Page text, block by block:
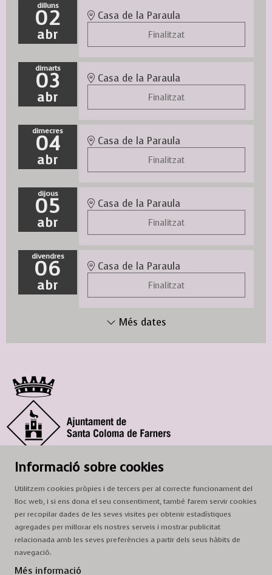
dilluns
02
abr
Casa de la Paraula
Finalitzat
dimarts
03
abr
Casa de la Paraula
Finalitzat
dimecres
04
abr
Casa de la Paraula
Finalitzat
dijous
05
abr
Casa de la Paraula
Finalitzat
divendres
06
abr
Casa de la Paraula
Finalitzat
Més dates
© Ajuntament de Santa Coloma de Farners
: de dilluns a dissabte, de 9 a 13 h.
Adreça: c. del Prat, 16, 17430 Santa Coloma de Farners
A/e:cultura@scf.cat
Sitemap
Informació sobre cookies
Utilitzem cookies pròpies i de tercers per al correcte funcionament del
lloc web, i si ens dona el seu consentiment, també farem servir cookies
per recopilar dades de les seves visites per obtenir estadístiques
agregades per millorar els nostres serveis i mostrar publicitat
relacionada amb les seves preferències a partir dels seus hàbits de
navegació.
Més informació